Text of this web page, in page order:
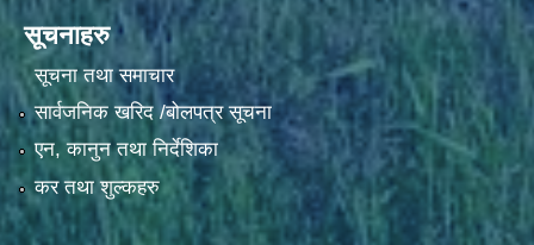
सूचनाहरु
सूचना तथा समाचार
सार्वजनिक खरिद /बोलपत्र सूचना
एन, कानुन तथा निर्देशिका
कर तथा शुल्कहरु